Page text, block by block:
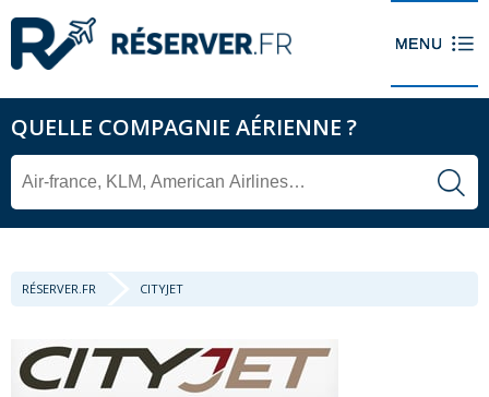
QUELLE COMPAGNIE AÉRIENNE ?
RÉSERVER.FR CITYJET